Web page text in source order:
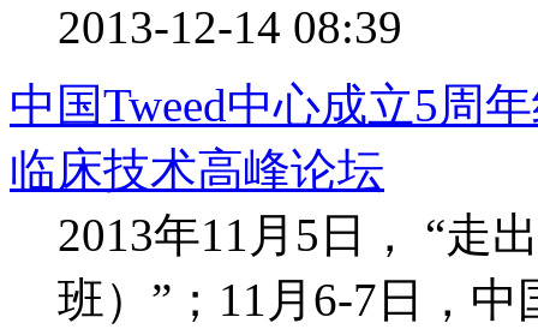
2013-12-14 08:39
中国Tweed中心成立5周
临床技术高峰论坛
2013年11月5日， “
班）”；11月6-7日，中